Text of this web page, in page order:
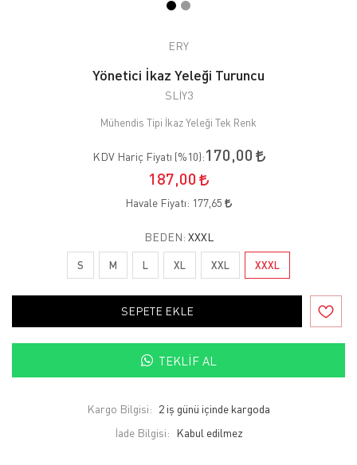
ERY
Yönetici İkaz Yeleği Turuncu
SLİY3
Mühendis Tipi İkaz Yeleği Tek Renk
KDV Hariç Fiyatı (%10):170,00
187,00
Havale Fiyatı: 177,65
BEDEN: XXXL
S M L XL XXL XXXL
SEPETE EKLE
TEKLIF AL
Kargo Bilgisi: 2 iş günü içinde kargoda
İade Bilgisi: